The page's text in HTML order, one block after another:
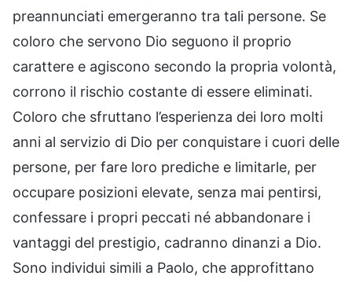
preannunciati emergeranno tra tali persone. Se
coloro che servono Dio seguono il proprio
carattere e agiscono secondo la propria volontà,
corrono il rischio costante di essere eliminati.
Coloro che sfruttano l’esperienza dei loro molti
anni al servizio di Dio per conquistare i cuori delle
persone, per fare loro prediche e limitarle, per
occupare posizioni elevate, senza mai pentirsi,
confessare i propri peccati né abbandonare i
vantaggi del prestigio, cadranno dinanzi a Dio.
Sono individui simili a Paolo, che approfittano